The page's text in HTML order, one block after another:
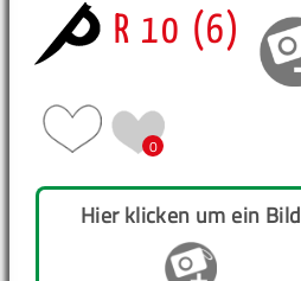
R 10 (6)
0
Hier klicken um ein Bild